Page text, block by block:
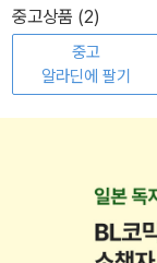
중고상품 (2)
중고
알라딘에 팔기